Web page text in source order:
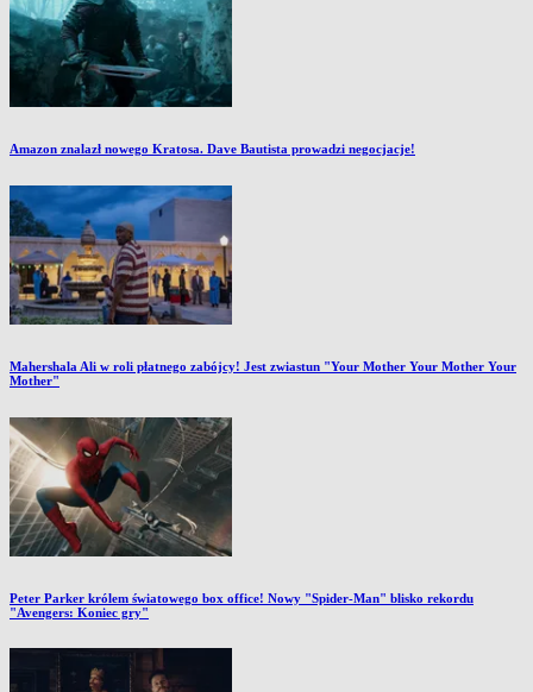
Amazon znalazł nowego Kratosa. Dave Bautista prowadzi negocjacje!
Mahershala Ali w roli płatnego zabójcy! Jest zwiastun "Your Mother Your Mother Your
Mother"
Peter Parker królem światowego box office! Nowy "Spider-Man" blisko rekordu
"Avengers: Koniec gry"